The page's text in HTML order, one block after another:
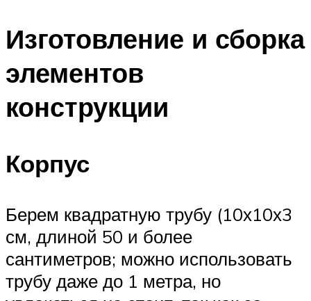
Изготовление и сборка
элементов
конструкции
Корпус
Берем квадратную трубу (10х10х3
см, длиной 50 и более
сантиметров; можно использовать
трубу даже до 1 метра, но